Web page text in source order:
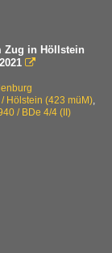
Zug in Höllstein

Hölstein (423 müM),
/ BDe 4/4 (II)